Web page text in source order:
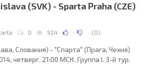
(SVK) - Sparta Praha (CZE)
0 924 (0)
Словакия) - "Спарта" (Прага, Чехия)
четверг. 21:00 МСК. Группа I. 3-й тур.